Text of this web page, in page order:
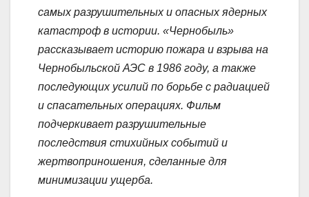
самых разрушительных и опасных ядерных
катастроф в истории. «Чернобыль»
рассказывает историю пожара и взрыва на
Чернобыльской АЭС в 1986 году, а также
последующих усилий по борьбе с радиацией
и спасательных операциях. Фильм
подчеркивает разрушительные
последствия стихийных событий и
жертвоприношения, сделанные для
минимизации ущерба.